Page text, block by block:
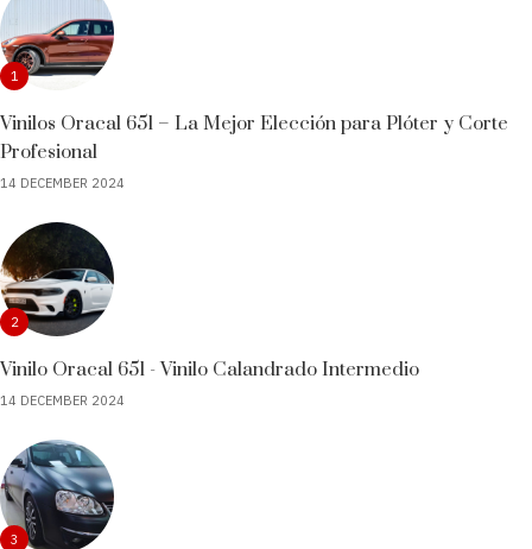
1
Vinilos Oracal 651 – La Mejor Elección para Plóter y Corte
Profesional
14 DECEMBER 2024
2
Vinilo Oracal 651 - Vinilo Calandrado Intermedio
14 DECEMBER 2024
3